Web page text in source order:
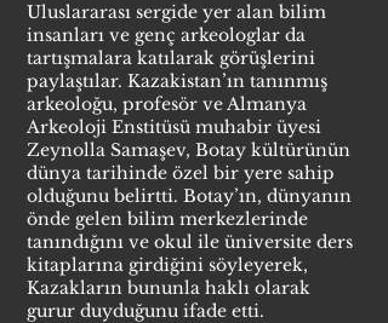
Uluslararası sergide yer alan bilim
insanları ve genç arkeologlar da
tartışmalara katılarak görüşlerini
paylaştılar. Kazakistan’ın tanınmış
arkeoloğu, profesör ve Almanya
Arkeoloji Enstitüsü muhabir üyesi
Zeynolla Samaşev, Botay kültürünün
dünya tarihinde özel bir yere sahip
olduğunu belirtti. Botay’ın, dünyanın
önde gelen bilim merkezlerinde
tanındığını ve okul ile üniversite ders
kitaplarına girdiğini söyleyerek,
Kazakların bununla haklı olarak
gurur duyduğunu ifade etti.